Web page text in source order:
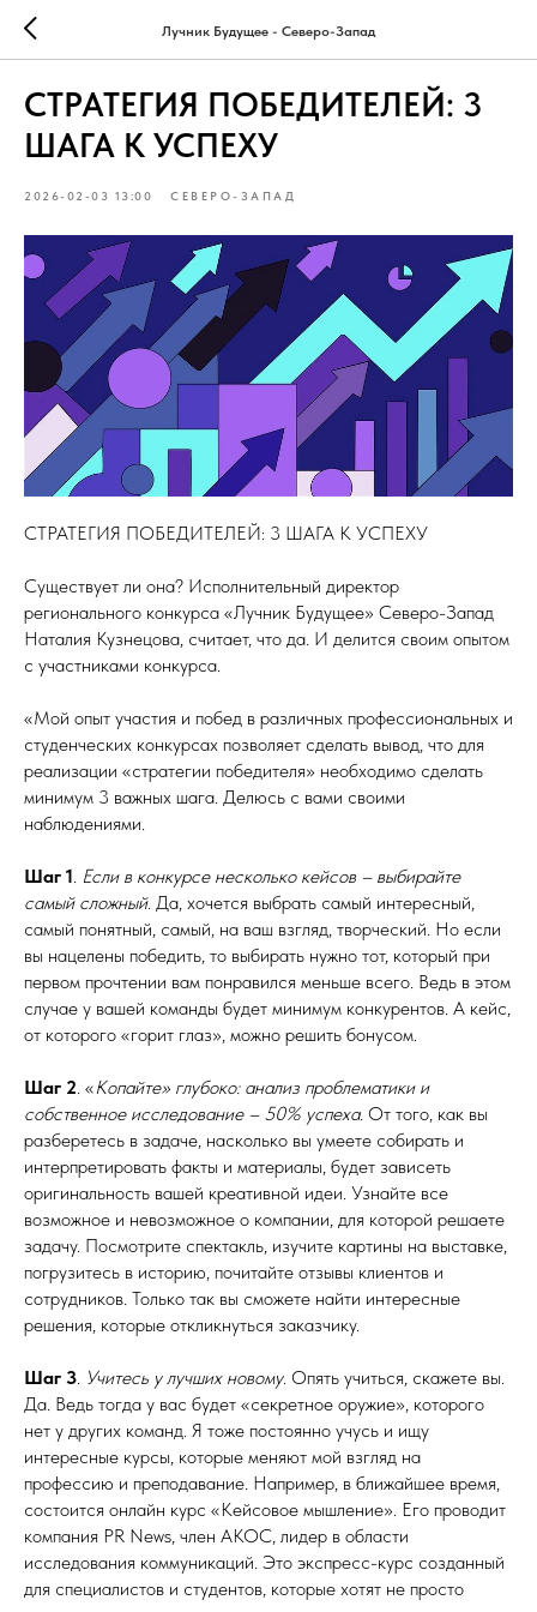
Лучник Будущее - Северо-Запад
СТРАТЕГИЯ ПОБЕДИТЕЛЕЙ: 3
ШАГА К УСПЕХУ
2026-02-03 13:00 СЕВЕРО-ЗАПАД
СТРАТЕГИЯ ПОБЕДИТЕЛЕЙ: 3 ШАГА К УСПЕХУ
Существует ли она? Исполнительный директор
регионального конкурса «Лучник Будущее» Северо-Запад
Наталия Кузнецова, считает, что да. И делится своим опытом
с участниками конкурса.
«Мой опыт участия и побед в различных профессиональных и
студенческих конкурсах позволяет сделать вывод, что для
реализации «стратегии победителя» необходимо сделать
минимум 3 важных шага. Делюсь с вами своими
наблюдениями.
Шаг 1 Если в конкурсе несколько кейсов – выбирайте
самый сложный. Да, хочется выбрать самый интересный,
самый понятный, самый, на ваш взгляд, творческий. Но если
вы нацелены победить, то выбирать нужно тот, который при
первом прочтении вам понравился меньше всего. Ведь в этом
случае у вашей команды будет минимум конкурентов. А кейс,
от которого «горит глаз», можно решить бонусом.
Шаг 2 . «Копайте» глубоко: анализ проблематики и
собственное исследование – 50% успеха. От того, как вы
разберетесь в задаче, насколько вы умеете собирать и
интерпретировать факты и материалы, будет зависеть
оригинальность вашей креативной идеи. Узнайте все
возможное и невозможное о компании, для которой решаете
задачу. Посмотрите спектакль, изучите картины на выставке,
погрузитесь в историю, почитайте отзывы клиентов и
сотрудников. Только так вы сможете найти интересные
решения, которые откликнуться заказчику.
Шаг 3 Учитесь у лучших новому. Опять учиться, скажете вы.
Да. Ведь тогда у вас будет «секретное оружие», которого
нет у других команд. Я тоже постоянно учусь и ищу
интересные курсы, которые меняют мой взгляд на
профессию и преподавание. Например, в ближайшее время,
состоится онлайн курс «Кейсовое мышление». Его проводит
компания PR News, член АКОС, лидер в области
исследования коммуникаций. Это экспресс-курс созданный
для специалистов и студентов, которые хотят не просто